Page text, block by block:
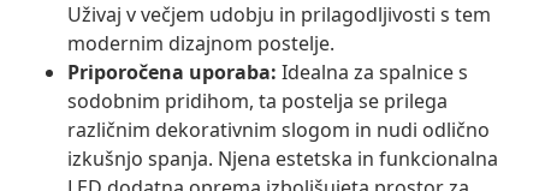
Uživaj v večjem udobju in prilagodljivosti s tem
modernim dizajnom postelje.
Priporočena uporaba: Idealna za spalnice s
sodobnim pridihom, ta postelja se prilega
različnim dekorativnim slogom in nudi odlično
izkušnjo spanja. Njena estetska in funkcionalna